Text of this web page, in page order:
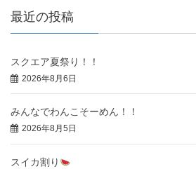
最近の投稿
スクエア夏祭り！！
2026年8月6日
みんなでわんこそーめん！！
2026年8月5日
スイカ割り